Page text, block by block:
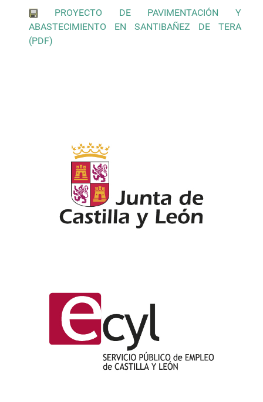
PROYECTO DE PAVIMENTACIÓN Y
ABASTECIMIENTO EN SANTIBAÑEZ DE TERA
(PDF)